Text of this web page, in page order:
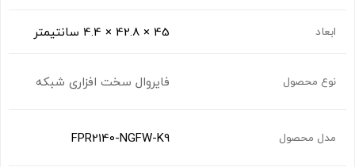
ابعاد 45 × 42.8 × 4.4 سانتیمتر
نوع محصول فایروال سخت افزاری شبکه
مدل محصول FPR2140-NGFW-K9